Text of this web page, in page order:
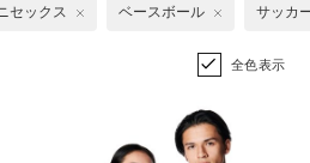
セックス ベースボール サッカ
全色表示